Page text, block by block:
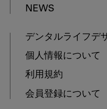
NEWS
デンタルライフデ
個人情報について
利用規約
会員登録について